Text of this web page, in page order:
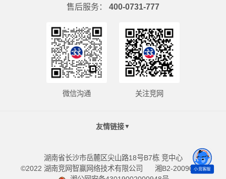
售后服务：
400-0731-777
微信沟通 关注竞网
友情链接▼
湖南省长沙市岳麓区尖山路18号B7栋 竞中心
©2022 湖南竞网智赢网络技术有限公司
湘B2-20090098
小竞客服